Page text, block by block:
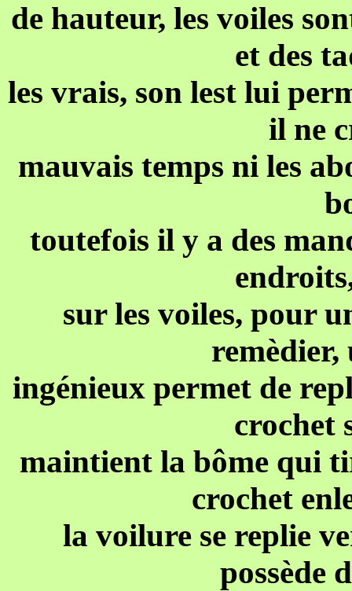
de hauteur, les voiles
et des
les vrais, son lest lui
il ne
mauvais temps ni les
toutefois il y a des
sur les voiles, pour
remèdier,
ingénieux permet de
crochet
maintient la bôme qui
crochet
la voilure se replie
possède